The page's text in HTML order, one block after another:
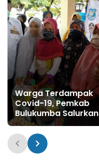
Warga Terdampak
Covid-19, Pemkab
Bulukumba Salurkan
Bantuan Sembako